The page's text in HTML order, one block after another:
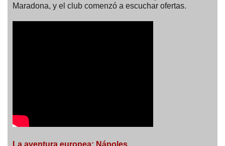
Maradona, y el club comenzó a escuchar ofertas.